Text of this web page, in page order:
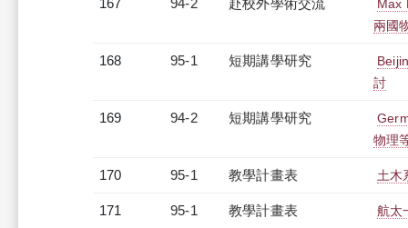
167 94-2 赴校外學術交流
Max
兩國
168 95-1 短期講學研究
討
169 94-2 短期講學研究
物理
170 95-1 教學計畫表 土木
171 95-1 教學計畫表 航太